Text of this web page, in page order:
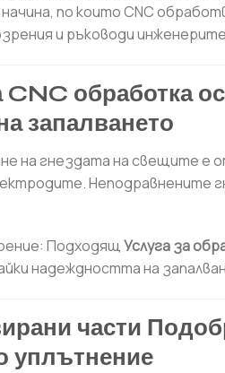
по които CNC
и ръководи
CNC обработка
запалването
на гнездата на свещите
Неподравнените
ПодходящУслуга за
надеждността на
части
уплътнение